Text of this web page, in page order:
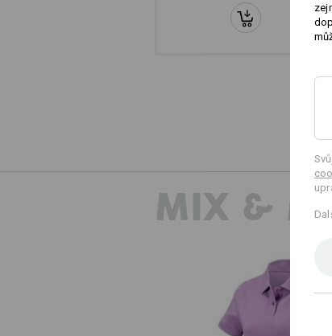
MIX &